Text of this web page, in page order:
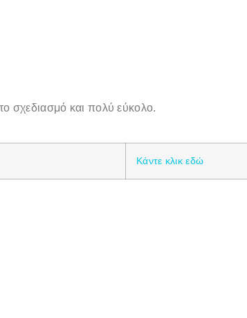
σχεδιασμό και πολύ εύκολο.
Κάντε κλικ εδώ